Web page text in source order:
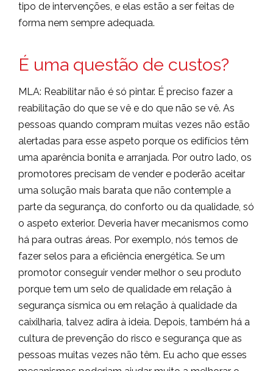
tipo de intervenções, e elas estão a ser feitas de
forma nem sempre adequada.
É uma questão de custos?
MLA: Reabilitar não é só pintar. É preciso fazer a
reabilitação do que se vê e do que não se vê. As
pessoas quando compram muitas vezes não estão
alertadas para esse aspeto porque os edifícios têm
uma aparência bonita e arranjada. Por outro lado, os
promotores precisam de vender e poderão aceitar
uma solução mais barata que não contemple a
parte da segurança, do conforto ou da qualidade, só
o aspeto exterior. Deveria haver mecanismos como
há para outras áreas. Por exemplo, nós temos de
fazer selos para a eficiência energética. Se um
promotor conseguir vender melhor o seu produto
porque tem um selo de qualidade em relação à
segurança sísmica ou em relação à qualidade da
caixilharia, talvez adira à ideia. Depois, também há a
cultura de prevenção do risco e segurança que as
pessoas muitas vezes não têm. Eu acho que esses